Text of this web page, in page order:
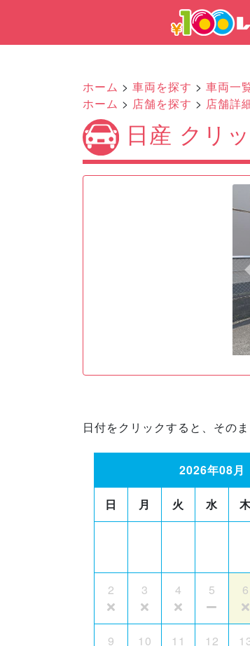
ホーム > 車両を探す > 車両一
ホーム > 店舗を探す > 店舗詳
日産 クリ
日付をクリックすると、その
2026年08月
日 月 火 水
2 3 4 5 6
9 10 11 12